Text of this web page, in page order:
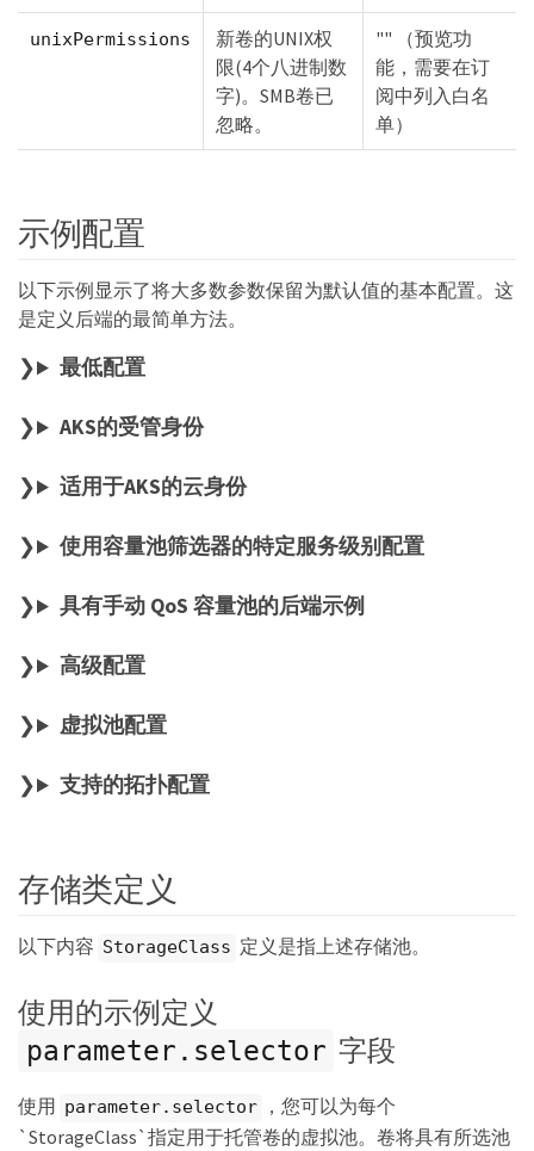
unixPermissions
新卷的UNIX权
限(4个八进制数
字)。SMB卷已
忽略。
"" （预览功
能，需要在订
阅中列入白名
单）
示例配置
以下示例显示了将大多数参数保留为默认值的基本配置。这
是定义后端的最简单方法。
最低配置
AKS的受管身份
适用于AKS的云身份
使用容量池筛选器的特定服务级别配置
具有手动 QoS 容量池的后端示例
高级配置
虚拟池配置
支持的拓扑配置
存储类定义
以下内容 StorageClass 定义是指上述存储池。
使用的示例定义
parameter.selector 字段
使用 parameter.selector
，您可以为每个
`StorageClass`指定用于托管卷的虚拟池。卷将具有所选池